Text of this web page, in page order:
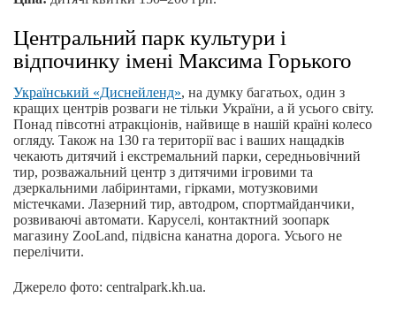
Центральний парк культури і
відпочинку імені Максима Горького
Український «Диснейленд», на думку багатьох, один з
кращих центрів розваги не тільки України, а й усього світу.
Понад півсотні атракціонів, найвище в нашій країні колесо
огляду. Також на 130 га території вас і ваших нащадків
чекають дитячий і екстремальний парки, середньовічний
тир, розважальний центр з дитячими ігровими та
дзеркальними лабіринтами, гірками, мотузковими
містечками. Лазерний тир, автодром, спортмайданчики,
розвиваючі автомати. Каруселі, контактний зоопарк
магазину ZooLand, підвісна канатна дорога. Усього не
перелічити.
Джерело фото: centralpark.kh.ua.